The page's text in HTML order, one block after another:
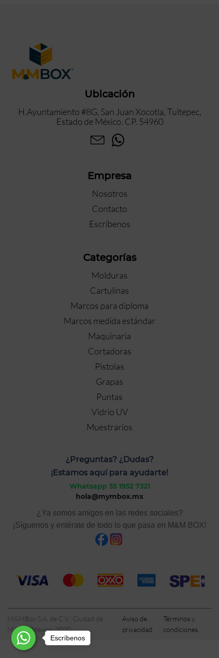
Ubicación
H.Ayuntamiento #8G, San Juan Xocotla, Tultepec,
Estado de México. CP. 54960
Empresa
Nosotros
Contacto
Escríbenos
Categorías
Molduras
Cartulinas
Marcos para diploma
Marcos medida estándar
Maquinaria
Cortadoras
Pistolas
Grapas
Puntas
Vidrio UV
Muestrarios
¿Preguntas? ¿Dudas?
¡Estamos aquí para ayudarte!
Whatsapp 55 1952 7321
hola@mymbox.mx
¿Ya somos amigos en las redes sociales?
¡Síguenos y entérate de todo lo que pasa en M&M BOX!
M&MBox S.A. de C.V., Ciudad de
México, México, 2020
Aviso de
privacidad
Términos y
condiciones
Escríbenos